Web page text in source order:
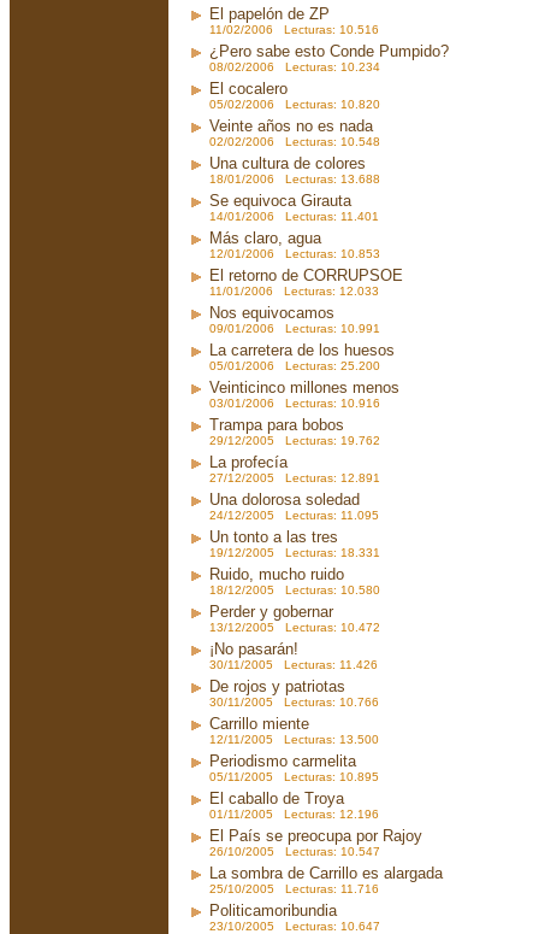
El papelón de ZP
11/02/2006 Lecturas: 10.516
¿Pero sabe esto Conde Pumpido?
08/02/2006 Lecturas: 10.234
El cocalero
05/02/2006 Lecturas: 10.820
Veinte años no es nada
02/02/2006 Lecturas: 10.548
Una cultura de colores
18/01/2006 Lecturas: 13.688
Se equivoca Girauta
14/01/2006 Lecturas: 11.401
Más claro, agua
12/01/2006 Lecturas: 10.853
El retorno de CORRUPSOE
11/01/2006 Lecturas: 12.033
Nos equivocamos
09/01/2006 Lecturas: 10.991
La carretera de los huesos
05/01/2006 Lecturas: 25.200
Veinticinco millones menos
03/01/2006 Lecturas: 10.916
Trampa para bobos
29/12/2005 Lecturas: 19.762
La profecía
27/12/2005 Lecturas: 12.891
Una dolorosa soledad
24/12/2005 Lecturas: 11.095
Un tonto a las tres
19/12/2005 Lecturas: 18.331
Ruido, mucho ruido
18/12/2005 Lecturas: 10.580
Perder y gobernar
13/12/2005 Lecturas: 10.472
¡No pasarán!
30/11/2005 Lecturas: 11.426
De rojos y patriotas
30/11/2005 Lecturas: 10.766
Carrillo miente
12/11/2005 Lecturas: 13.500
Periodismo carmelita
05/11/2005 Lecturas: 10.895
El caballo de Troya
01/11/2005 Lecturas: 12.196
El País se preocupa por Rajoy
26/10/2005 Lecturas: 10.547
La sombra de Carrillo es alargada
25/10/2005 Lecturas: 11.716
Politicamoribundia
23/10/2005 Lecturas: 10.647